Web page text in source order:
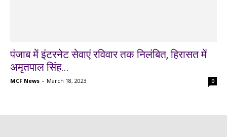
पंजाब में इंटरनेट सेवाएं रविवार तक निलंबित, हिरासत में
अमृतपाल सिंह...
MCF News - March 18, 2023 0